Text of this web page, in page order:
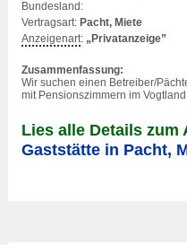
Bundesland:
Vertragsart: Pacht, Miete
Anzeigenart: „Privatanzeige”
Zusammenfassung:
Wir suchen einen Betreiber/
mit Pensionszimmern im
Lies alle Details zum
Gaststätte in Pacht,